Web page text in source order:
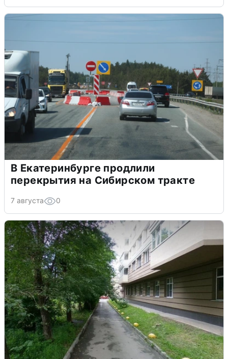
В Екатеринбурге продлили
перекрытия на Сибирском тракте
7 августа 0